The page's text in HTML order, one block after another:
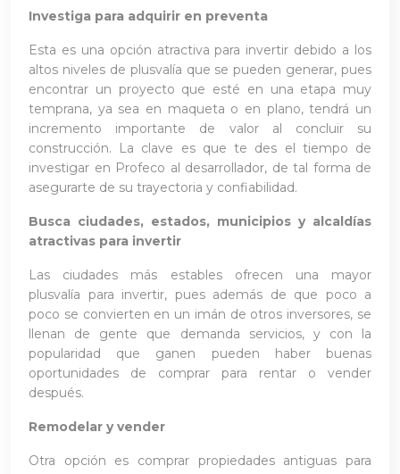
Investiga para adquirir en preventa
Esta es una opción atractiva para invertir debido a los
altos niveles de plusvalía que se pueden generar, pues
encontrar un proyecto que esté en una etapa muy
temprana, ya sea en maqueta o en plano, tendrá un
incremento importante de valor al concluir su
construcción. La clave es que te des el tiempo de
investigar en Profeco al desarrollador, de tal forma de
asegurarte de su trayectoria y confiabilidad.
Busca ciudades, estados, municipios y alcaldías
atractivas para invertir
Las ciudades más estables ofrecen una mayor
plusvalía para invertir, pues además de que poco a
poco se convierten en un imán de otros inversores, se
llenan de gente que demanda servicios, y con la
popularidad que ganen pueden haber buenas
oportunidades de comprar para rentar o vender
después.
Remodelar y vender
Otra opción es comprar propiedades antiguas para